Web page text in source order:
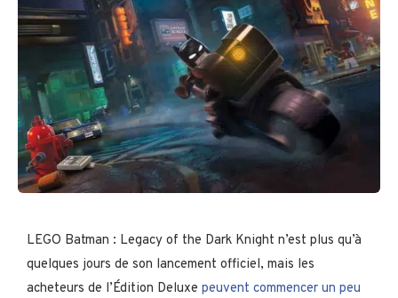
LEGO Batman : Legacy of the Dark Knight n’est plus qu’à
quelques jours de son lancement officiel, mais les
acheteurs de l’Édition Deluxe peuvent commencer un peu